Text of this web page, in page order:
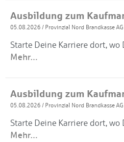
05.08.2026 / Provinzial Nord Brandkasse AG
Starte Deine Karriere dort, wo
Mehr...
05.08.2026 / Provinzial Nord Brandkasse AG
Starte Deine Karriere dort, wo
Mehr...